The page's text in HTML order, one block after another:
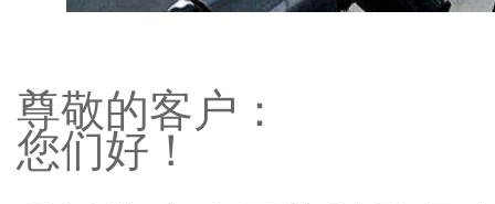
尊敬的客户：
您们好！